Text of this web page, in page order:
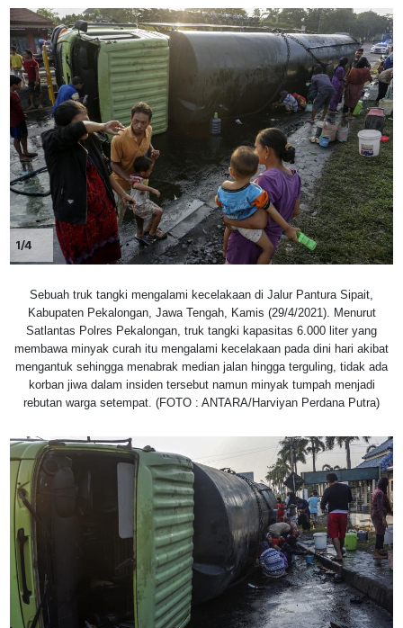
1/4
Sebuah truk tangki mengalami kecelakaan di Jalur Pantura Sipait,
Kabupaten Pekalongan, Jawa Tengah, Kamis (29/4/2021). Menurut
Satlantas Polres Pekalongan, truk tangki kapasitas 6.000 liter yang
membawa minyak curah itu mengalami kecelakaan pada dini hari akibat
mengantuk sehingga menabrak median jalan hingga terguling, tidak ada
korban jiwa dalam insiden tersebut namun minyak tumpah menjadi
rebutan warga setempat. (FOTO : ANTARA/Harviyan Perdana Putra)